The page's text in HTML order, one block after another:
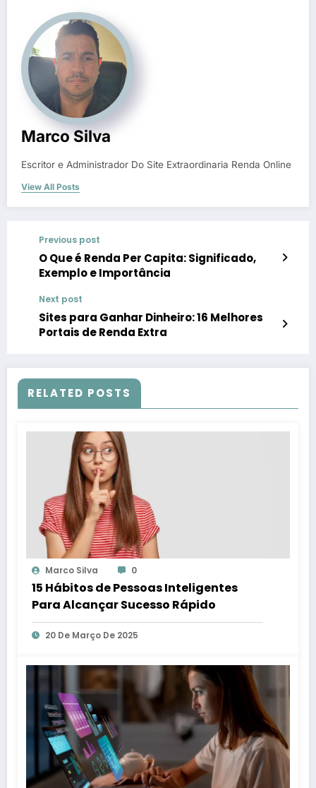
Marco Silva
Escritor e Administrador Do Site Extraordinaria Renda Online
View All Posts
Previous post
O Que é Renda Per Capita: Significado,
Exemplo e Importância
Next post
Sites para Ganhar Dinheiro: 16 Melhores
Portais de Renda Extra
RELATED POSTS
Marco Silva 0
15 Hábitos de Pessoas Inteligentes
Para Alcançar Sucesso Rápido
20 De Março De 2025